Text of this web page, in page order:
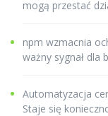
mogą przestać
npm wzmacnia
ważny sygnał dla
Automatyzacja
Staje się